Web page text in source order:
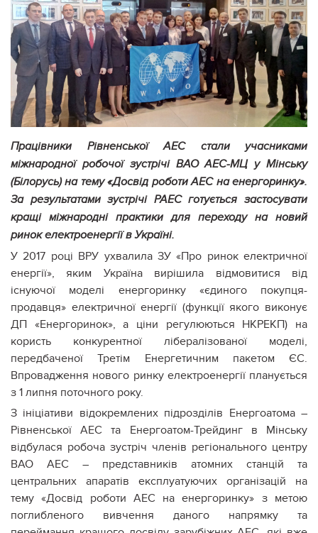
Працівники Рівненської АЕС стали учасниками
міжнародної робочої зустрічі ВАО АЕС-МЦ у Мінську
(Білорусь) на тему «Досвід роботи АЕС на енергоринку».
За результатами зустрічі РАЕС готується застосувати
кращі міжнародні практики для переходу на новий
ринок електроенергії в Україні.
У 2017 році ВРУ ухвалила ЗУ «Про ринок електричної
енергії», яким Україна вирішила відмовитися від
існуючої моделі енергоринку «єдиного покупця-
продавця» електричної енергії (функції якого виконує
ДП «Енергоринок», а ціни регулюються НКРЕКП) на
користь конкурентної лібералізованої моделі,
передбаченої Третім Енергетичним пакетом ЄС.
Впровадження нового ринку електроенергії планується
з 1 липня поточного року.
З ініціативи відокремлених підрозділів Енергоатома –
Рівненської АЕС та Енергоатом-Трейдинг в Мінську
відбулася робоча зустріч членів регіонального центру
ВАО АЕС – представників атомних станцій та
центральних апаратів експлуатуючих організацій на
тему «Досвід роботи АЕС на енергоринку» з метою
поглибленого вивчення даного напрямку та